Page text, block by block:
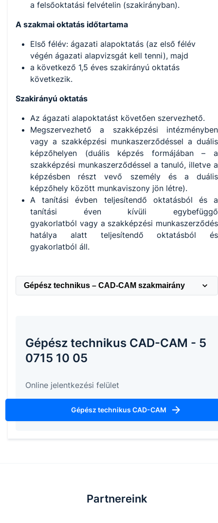
a felsőoktatási felvételin (szakirányban).
A szakmai oktatás időtartama
Első félév: ágazati alapoktatás (az első félév
végén ágazati alapvizsgát kell tenni), majd
a következő 1,5 éves szakirányú oktatás
következik.
Szakirányú oktatás
Az ágazati alapoktatást követően szervezhető.
Megszervezhető a szakképzési intézményben
vagy a szakképzési munkaszerződéssel a duális
képzőhelyen (duális képzés formájában – a
szakképzési munkaszerződéssel a tanuló, illetve a
képzésben részt vevő személy és a duális
képzőhely között munkaviszony jön létre).
A tanítási évben teljesítendő oktatásból és a
tanítási éven kívüli egybefüggő
gyakorlatból vagy a szakképzési munkaszerződés
hatálya alatt teljesítendő oktatásból és
gyakorlatból áll.
Gépész technikus – CAD-CAM szakmairány
Gépész technikus CAD-CAM - 5
0715 10 05
Online jelentkezési felület
Gépész technikus CAD-CAM
Partnereink